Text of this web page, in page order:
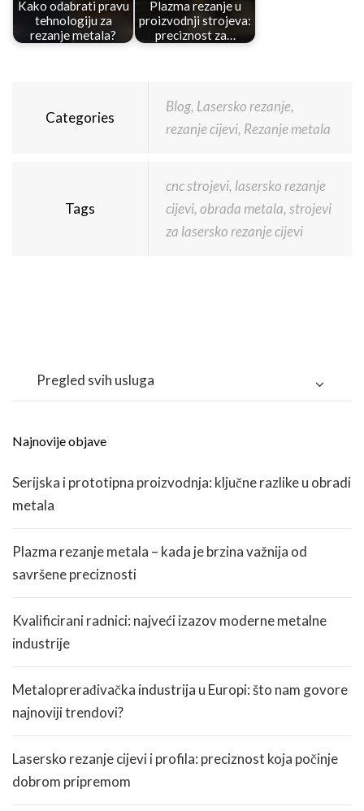
Kako odabrati pravu
tehnologiju za
rezanje metala?
Plazma rezanje u
proizvodnji strojeva:
preciznost za…
Categories
Blog, Lasersko rezanje,
rezanje cijevi, Rezanje metala
Tags
cnc strojevi, lasersko rezanje
cijevi, obrada metala, strojevi
za lasersko rezanje cijevi
Pregled svih usluga
Najnovije objave
Serijska i prototipna proizvodnja: ključne razlike u obradi
metala
Plazma rezanje metala – kada je brzina važnija od
savršene preciznosti
Kvalificirani radnici: najveći izazov moderne metalne
industrije
Metaloprerađivačka industrija u Europi: što nam govore
najnoviji trendovi?
Lasersko rezanje cijevi i profila: preciznost koja počinje
dobrom pripremom